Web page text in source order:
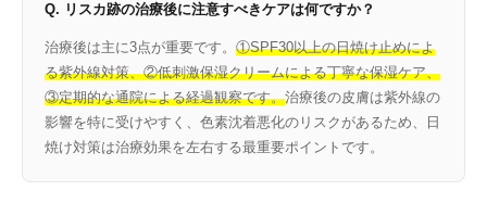
Q. リスカ跡の治療後に注意すべきケアは何ですか？
治療後は主に3点が重要です。 ①SPF30以上の日焼け止めによ
る紫外線対策、②低刺激保湿クリームによる丁寧な保湿ケア、
③定期的な通院による経過観察です。治療後の皮膚は紫外線の
影響を特に受けやすく、色素沈着悪化のリスクがあるため、日
焼け対策は治療効果を左右する最重要ポイントです。